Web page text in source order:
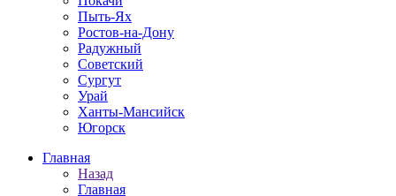
Пыть-Ях
Рoстов-на-Дону
Радужный
Советский
Сургут
Урай
Ханты-Мансийск
Югорск
Главная
Назад
Главная